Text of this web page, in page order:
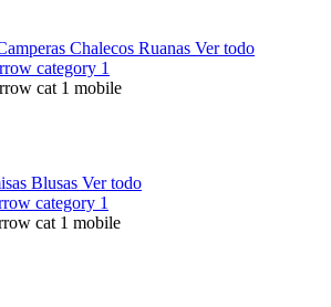
Chalecos Ruanas Ver todo
Blusas Ver todo